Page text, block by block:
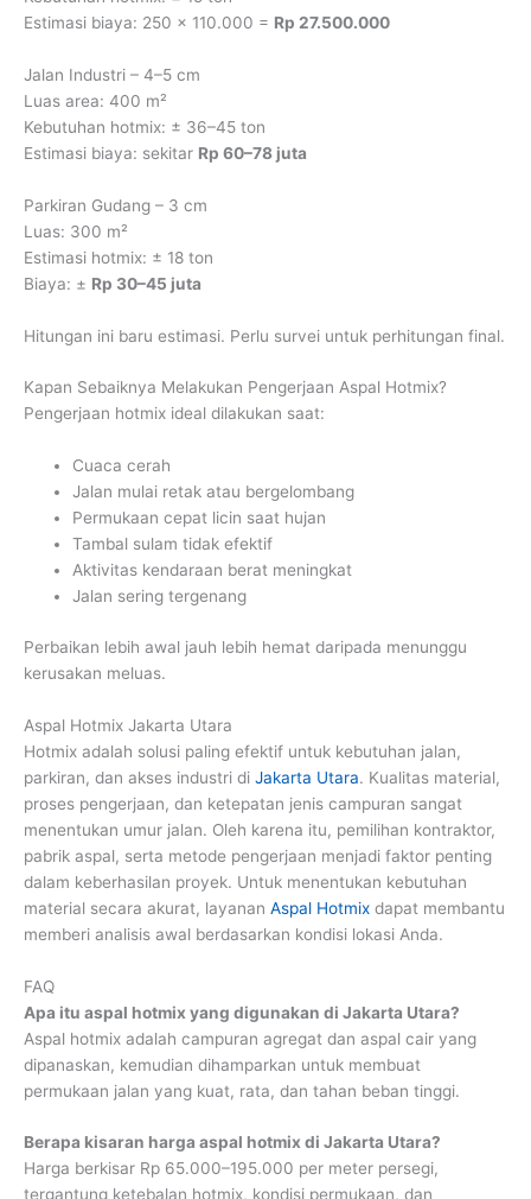
Estimasi biaya: 250 × 110.000 = Rp 27.500.000
Jalan Industri – 4–5 cm
Luas area: 400 m²
Kebutuhan hotmix: ± 36–45 ton
Estimasi biaya: sekitar Rp 60–78 juta
Parkiran Gudang – 3 cm
Luas: 300 m²
Estimasi hotmix: ± 18 ton
Biaya: ± Rp 30–45 juta
Hitungan ini baru estimasi. Perlu survei untuk perhitungan final.
Kapan Sebaiknya Melakukan Pengerjaan Aspal Hotmix?
Pengerjaan hotmix ideal dilakukan saat:
Cuaca cerah
Jalan mulai retak atau bergelombang
Permukaan cepat licin saat hujan
Tambal sulam tidak efektif
Aktivitas kendaraan berat meningkat
Jalan sering tergenang
Perbaikan lebih awal jauh lebih hemat daripada menunggu
kerusakan meluas.
Aspal Hotmix Jakarta Utara
Hotmix adalah solusi paling efektif untuk kebutuhan jalan,
parkiran, dan akses industri di Jakarta Utara. Kualitas material,
proses pengerjaan, dan ketepatan jenis campuran sangat
menentukan umur jalan. Oleh karena itu, pemilihan kontraktor,
pabrik aspal, serta metode pengerjaan menjadi faktor penting
dalam keberhasilan proyek. Untuk menentukan kebutuhan
material secara akurat, layanan Aspal Hotmix dapat membantu
memberi analisis awal berdasarkan kondisi lokasi Anda.
FAQ
Apa itu aspal hotmix yang digunakan di Jakarta Utara?
Aspal hotmix adalah campuran agregat dan aspal cair yang
dipanaskan, kemudian dihamparkan untuk membuat
permukaan jalan yang kuat, rata, dan tahan beban tinggi.
Berapa kisaran harga aspal hotmix di Jakarta Utara?
Harga berkisar Rp 65.000–195.000 per meter persegi,
tergantung ketebalan hotmix, kondisi permukaan, dan